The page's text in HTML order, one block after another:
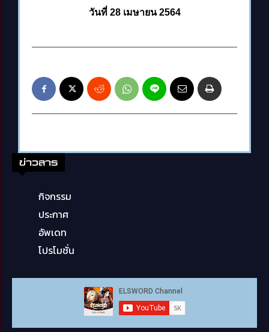
วันที่ 28 เมษายน 2564
ข่าวสาร
กิจกรรม
ประกาศ
อัพเดท
โปรโมชั่น